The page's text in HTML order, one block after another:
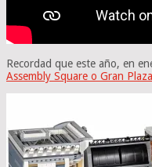
Recordad que este año, en
Assembly Square o Gran Plaza